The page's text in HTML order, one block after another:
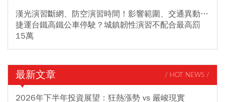
漢光演習斷網、防空演習時間！影響範圍、交通異動…
捷運台鐵高鐵公車停駛？城鎮韌性演習不配合最高罰
15萬
最新文章 / HOT NEWS /
2026年下半年投資展望：狂熱漲勢 vs 嚴峻現實